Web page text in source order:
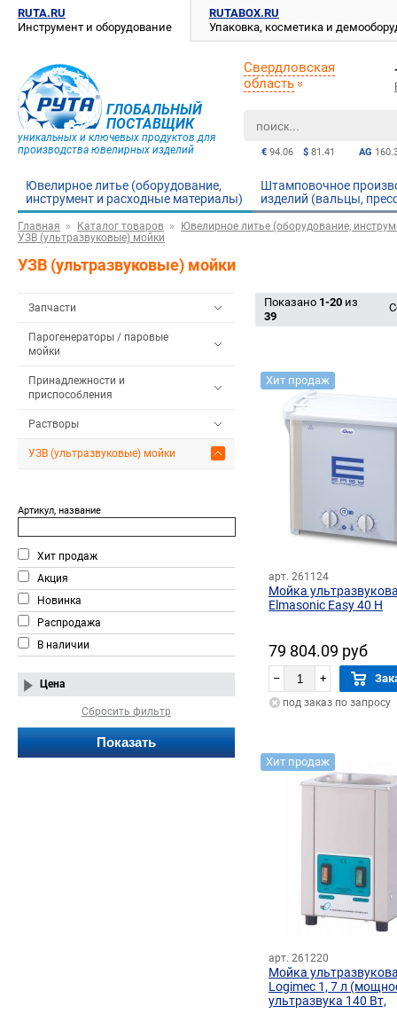
RUTA.RU
Инструмент и оборудование
RUTABOX.RU
Упаковка, косметика и
ГЛОБАЛЬНЫЙ
ПОСТАВЩИК
уникальных и ключевых продуктов для
производства ювелирных изделий
AG
€ 94.06 $ 81.41
Свердловская
область
Ювелирное литье (оборудование,
инструмент и расходные материалы)
Штамповочное
изделий (вальцы,
Главная Каталог товаров
Ювелирное литье (оборудование,
УЗВ (ультразвуковые) мойки
УЗВ (ультразвуковые) мойки
Запчасти
Парогенераторы / паровые
мойки
Принадлежности и
приспособления
Растворы
УЗВ (ультразвуковые) мойки
Артикул, название
Хит продаж
Акция
Новинка
Распродажа
В наличии
Цена
Сбросить фильтр
Показано 1-20 из
39
Хит продаж
арт. 261124
Мойка
Elmasonic Easy 40 H
79 804.09 руб
– +
под заказ по запросу
Хит продаж
арт. 261220
Мойка
Logimec 1, 7 л
ультразвука 140 Вт,